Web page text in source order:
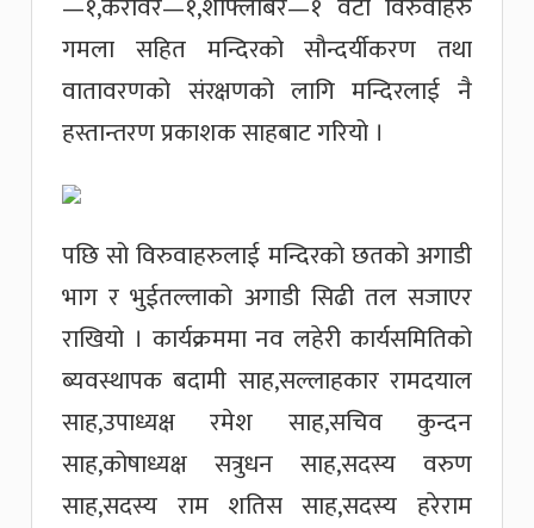
गमला सहित मन्दिरको सौन्दर्यीकरण तथा
वातावरणको संरक्षणको लागि मन्दिरलाई नै
हस्तान्तरण प्रकाशक साहबाट गरियो ।
पछि सो विरुवाहरुलाई मन्दिरको छतको अगाडी
भाग र भुईतल्लाको अगाडी सिढी तल सजाएर
राखियो । कार्यक्रममा नव लहेरी कार्यसमितिको
ब्यवस्थापक बदामी साह,सल्लाहकार रामदयाल
साह,उपाध्यक्ष रमेश साह,सचिव कुन्दन
साह,कोषाध्यक्ष सत्रुधन साह,सदस्य वरुण
साह,सदस्य राम शतिस साह,सदस्य हरेराम